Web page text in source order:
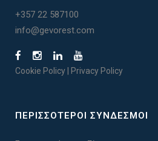
+357 22 587100
info@gevorest.com
Cookie Policy Privacy Policy
ΠΕΡΙΣΣΟΤΕΡΟΙ ΣΥΝΔΕΣΜΟΙ